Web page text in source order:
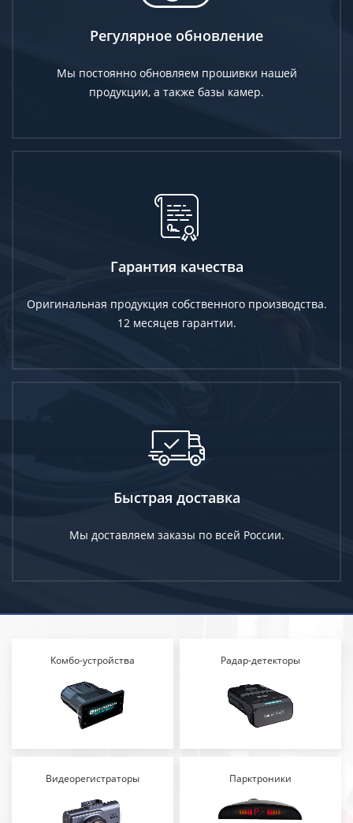
Регулярное обновление
Мы постоянно обновляем прошивки нашей
продукции, а также базы камер.
Гарантия качества
Оригинальная продукция собственного производства.
12 месяцев гарантии.
Быстрая доставка
Мы доставляем заказы по всей России.
Комбо-устройства Радар-детекторы
Видеорегистраторы Парктроники